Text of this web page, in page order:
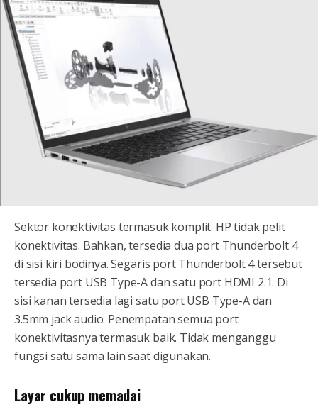
Sektor konektivitas termasuk komplit. HP tidak pelit
konektivitas. Bahkan, tersedia dua port Thunderbolt 4
di sisi kiri bodinya. Segaris port Thunderbolt 4 tersebut
tersedia port USB Type-A dan satu port HDMI 2.1. Di
sisi kanan tersedia lagi satu port USB Type-A dan
3.5mm jack audio. Penempatan semua port
konektivitasnya termasuk baik. Tidak menganggu
fungsi satu sama lain saat digunakan.
Layar cukup memadai